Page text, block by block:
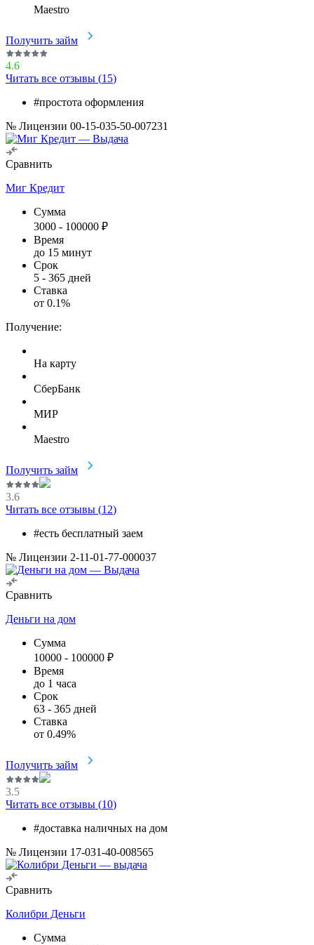
Maestro
Получить займ
4.6
Читать все отзывы (15)
#простота оформления
№ Лицензии 00-15-035-50-007231
Сравнить
Миг Кредит
Сумма
3000 - 100000 ₽
Время
до 15 минут
Срок
5 - 365 дней
Ставка
от 0.1%
Получение:
На карту
СберБанк
МИР
Maestro
Получить займ
3.6
Читать все отзывы (12)
#есть бесплатный заем
№ Лицензии 2-11-01-77-000037
Сравнить
Деньги на дом
Сумма
10000 - 100000 ₽
Время
до 1 часа
Срок
63 - 365 дней
Ставка
от 0.49%
Получить займ
3.5
Читать все отзывы (10)
#доставка наличных на дом
№ Лицензии 17-031-40-008565
Сравнить
Колибри Деньги
Сумма